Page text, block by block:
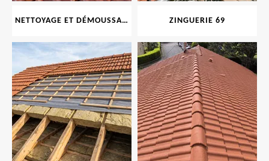
NETTOYAGE ET DÉMOUSSAGE DE TOITURE ET FAÇADE 69 ZINGUERIE 69